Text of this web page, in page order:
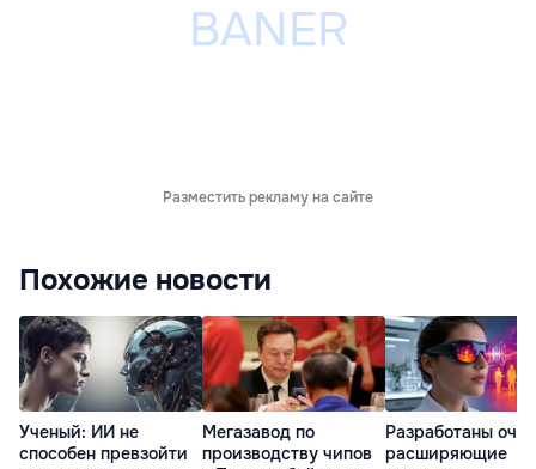
Разместить рекламу на сайте
Похожие новости
Ученый: ИИ не
способен превзойти
Мегазавод по
производству чипов
Разработаны
расширяющие